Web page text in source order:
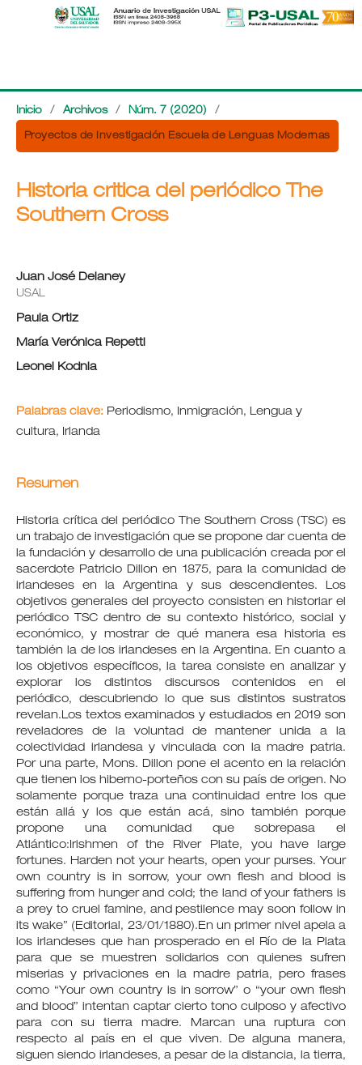
Inicio / Archivos / Núm. 7 (2020) /
Proyectos de Investigación Escuela de Lenguas Modernas
Historia critica del periódico The
Southern Cross
Juan José Delaney
USAL
Paula Ortiz
María Verónica Repetti
Leonel Kodnia
Palabras clave: Periodismo, Inmigración, Lengua y
cultura, Irlanda
Resumen
Historia crítica del periódico The Southern Cross (TSC) es
un trabajo de investigación que se propone dar cuenta de
la fundación y desarrollo de una publicación creada por el
sacerdote Patricio Dillon en 1875, para la comunidad de
irlandeses en la Argentina y sus descendientes. Los
objetivos generales del proyecto consisten en historiar el
periódico TSC dentro de su contexto histórico, social y
económico, y mostrar de qué manera esa historia es
también la de los irlandeses en la Argentina. En cuanto a
los objetivos específicos, la tarea consiste en analizar y
explorar los distintos discursos contenidos en el
periódico, descubriendo lo que sus distintos sustratos
revelan.Los textos examinados y estudiados en 2019 son
reveladores de la voluntad de mantener unida a la
colectividad irlandesa y vinculada con la madre patria.
Por una parte, Mons. Dillon pone el acento en la relación
que tienen los hiberno-porteños con su país de origen. No
solamente porque traza una continuidad entre los que
están allá y los que están acá, sino también porque
propone una comunidad que sobrepasa el
Atlántico:Irishmen of the River Plate, you have large
fortunes. Harden not your hearts, open your purses. Your
own country is in sorrow, your own flesh and blood is
suffering from hunger and cold; the land of your fathers is
a prey to cruel famine, and pestilence may soon follow in
its wake” (Editorial, 23/01/1880).En un primer nivel apela a
los irlandeses que han prosperado en el Río de la Plata
para que se muestren solidarios con quienes sufren
miserias y privaciones en la madre patria, pero frases
como “Your own country is in sorrow” o “your own flesh
and blood” intentan captar cierto tono culposo y afectivo
para con su tierra madre. Marcan una ruptura con
respecto al país en el que viven. De alguna manera,
siguen siendo irlandeses, a pesar de la distancia, la tierra,